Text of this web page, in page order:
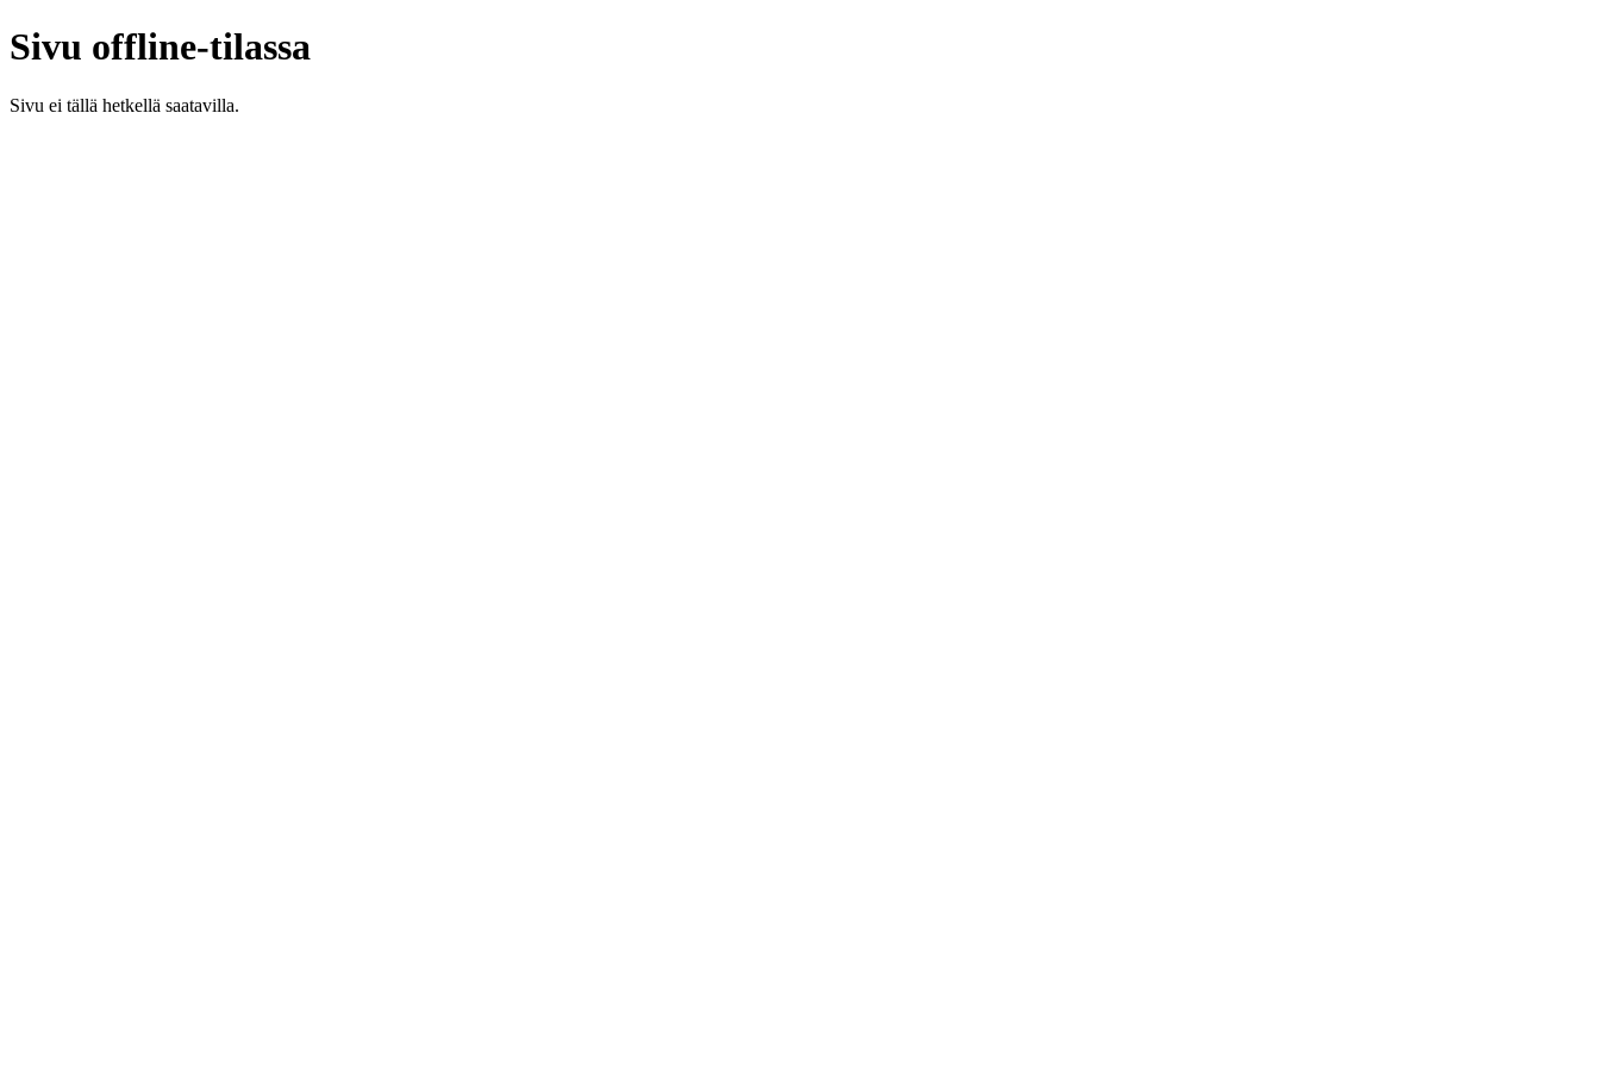
Sivu offline-tilassa
Sivu ei tällä hetkellä saatavilla.